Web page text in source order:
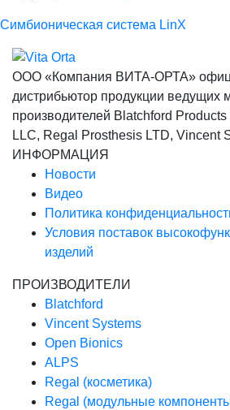
Симбионическая система LinX
ООО «Компания ВИТА-ОРТА»
дистрибьютор продукции ведущих
производителей Blatchford
LLC, Regal Prosthesis LTD, Vincent
ИНФОРМАЦИЯ
Новости
Видео
Политика
Условия поставок
изделий
ПРОИЗВОДИТЕЛИ
Blatchford
Vincent Systems
Open Bionics
ALPS
Regal (косметика)
Regal (модульные